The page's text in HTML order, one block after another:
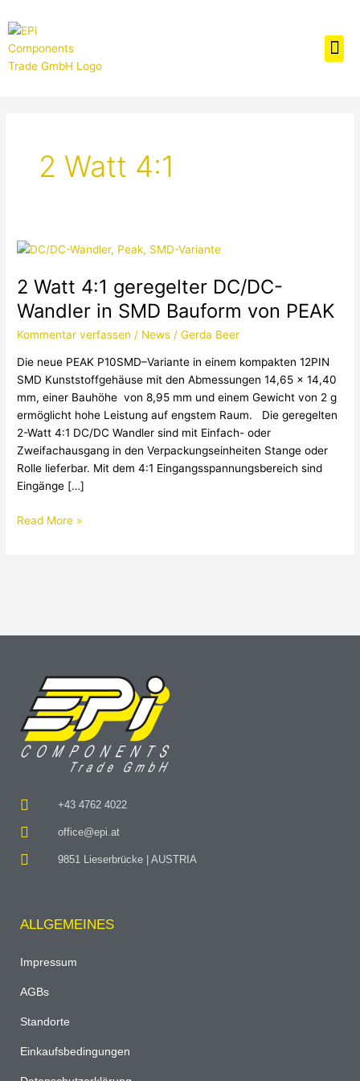
Inhalt
springen
2 Watt 4:1
2 Watt 4:1 geregelter DC/DC-
Wandler in SMD Bauform von PEAK
Kommentar verfassen / News /Gerda Beer
Die neue PEAK P10SMD–Variante in einem kompakten 12PIN
SMD Kunststoffgehäuse mit den Abmessungen 14,65 x 14,40
mm, einer Bauhöhe von 8,95 mm und einem Gewicht von 2 g
ermöglicht hohe Leistung auf engstem Raum. Die geregelten
2-Watt 4:1 DC/DC Wandler sind mit Einfach- oder
Zweifachausgang in den Verpackungseinheiten Stange oder
Rolle lieferbar. Mit dem 4:1 Eingangsspannungsbereich sind
Eingänge […]
2
4:1
geregelter
DC/DC-
Wandler
PEAK
Read More »
+43 4762 4022
office@epi.at
9851 Lieserbrücke | AUSTRIA
ALLGEMEINES
Impressum
AGBs
Standorte
Einkaufsbedingungen